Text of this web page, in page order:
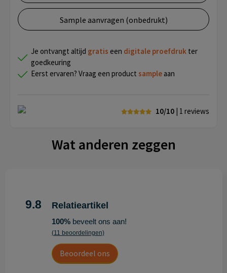
Sample aanvragen (onbedrukt)
Je ontvangt altijd gratis een digitale proefdruk ter
goedkeuring
Eerst ervaren? Vraag een product sample aan
10/10 | 1 reviews
Wat anderen zeggen
9.8 Relatieartikel
100%beveelt ons aan!
(11 beoordelingen)
Beoordeel ons